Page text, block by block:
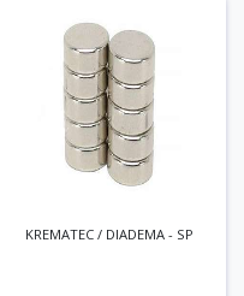
KREMATEC / DIADEMA - SP